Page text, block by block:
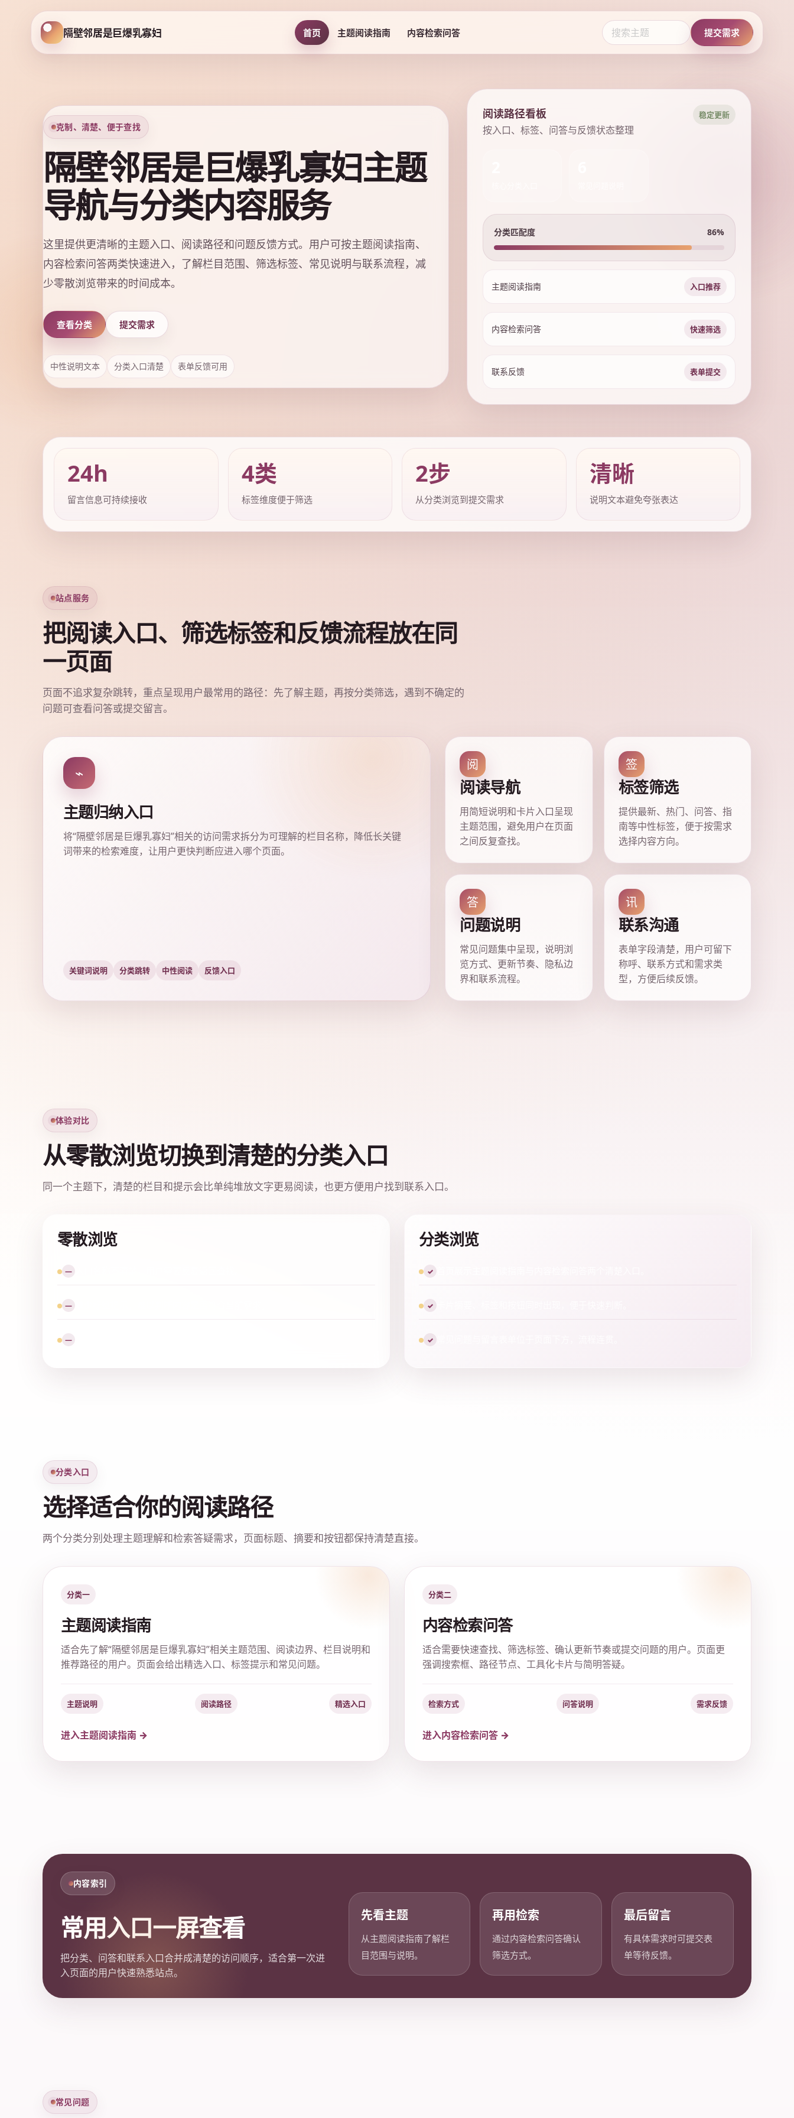
隔壁邻居是巨爆乳寡妇 首页 主题阅读指南 内容检索问答 提交需求
克制、清楚、便于查找
隔壁邻居是巨爆乳寡妇主题
导航与分类内容服务
这里提供更清晰的主题入口、阅读路径和问题反馈方式。用户可按主题阅读指南、
内容检索问答两类快速进入，了解栏目范围、筛选标签、常见说明与联系流程，减
少零散浏览带来的时间成本。
查看分类 提交需求
中性说明文本 分类入口清楚 表单反馈可用
阅读路径看板
按入口、标签、问答与反馈状态整理
稳定更新
分类匹配度 86%
主题阅读指南 入口推荐
内容检索问答 快速筛选
联系反馈 表单提交
24h
留言信息可持续接收
4类
标签维度便于筛选
2步
从分类浏览到提交需求
清晰
说明文本避免夸张表达
站点服务
把阅读入口、筛选标签和反馈流程放在同
一页面
页面不追求复杂跳转，重点呈现用户最常用的路径：先了解主题，再按分类筛选，遇到不确定的
问题可查看问答或提交留言。
⌁
主题归纳入口
将“隔壁邻居是巨爆乳寡妇”相关的访问需求拆分为可理解的栏目名称，降低长关键
词带来的检索难度，让用户更快判断应进入哪个页面。
关键词说明 分类跳转 中性阅读 反馈入口
阅
阅读导航
用简短说明和卡片入口呈现
主题范围，避免用户在页面
之间反复查找。
签
标签筛选
提供最新、热门、问答、指
南等中性标签，便于按需求
选择内容方向。
答
问题说明
常见问题集中呈现，说明浏
览方式、更新节奏、隐私边
界和联系流程。
讯
联系沟通
表单字段清楚，用户可留下
称呼、联系方式和需求类
型，方便后续反馈。
体验对比
从零散浏览切换到清楚的分类入口
同一个主题下，清楚的栏目和提示会比单纯堆放文字更易阅读，也更方便用户找到联系入口。
零散浏览
—
—
—
分类浏览
✓
✓
✓
分类入口
选择适合你的阅读路径
两个分类分别处理主题理解和检索答疑需求，页面标题、摘要和按钮都保持清楚直接。
分类一
主题阅读指南
适合先了解“隔壁邻居是巨爆乳寡妇”相关主题范围、阅读边界、栏目说明和
推荐路径的用户。页面会给出精选入口、标签提示和常见问题。
主题说明 阅读路径 精选入口
进入主题阅读指南 →
分类二
内容检索问答
适合需要快速查找、筛选标签、确认更新节奏或提交问题的用户。页面更
强调搜索框、路径节点、工具化卡片与简明答疑。
检索方式 问答说明 需求反馈
进入内容检索问答 →
内容索引
常用入口一屏查看
把分类、问答和联系入口合并成清楚的访问顺序，适合第一次进
入页面的用户快速熟悉站点。
先看主题
从主题阅读指南了解栏
目范围与说明。
再用检索
通过内容检索问答确认
筛选方式。
最后留言
有具体需求时可提交表
单等待反馈。
常见问题